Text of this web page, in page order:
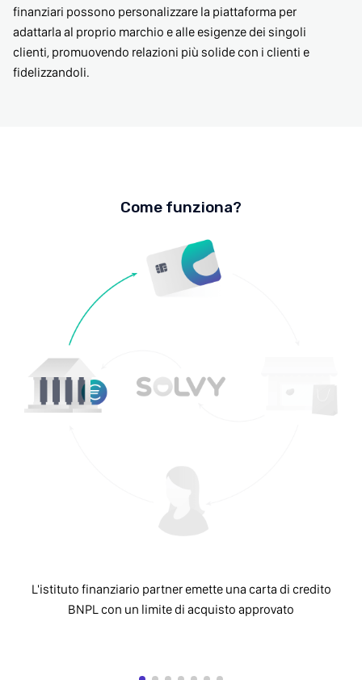
finanziari possono personalizzare la piattaforma per
adattarla al proprio marchio e alle esigenze dei singoli
clienti, promuovendo relazioni più solide con i clienti e
fidelizzandoli.
Come funziona?
L'istituto finanziario partner emette una carta di credito
BNPL con un limite di acquisto approvato